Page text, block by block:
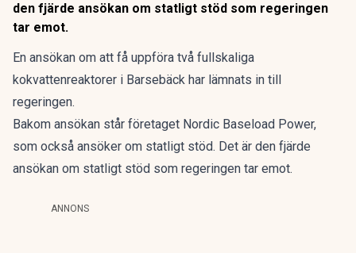
den fjärde ansökan om statligt stöd som regeringen
tar emot.
En ansökan om att få uppföra två fullskaliga
kokvattenreaktorer i Barsebäck har lämnats in till
regeringen.
Bakom ansökan står företaget Nordic Baseload Power,
som också ansöker om statligt stöd. Det är den fjärde
ansökan om statligt stöd som regeringen tar emot.
ANNONS